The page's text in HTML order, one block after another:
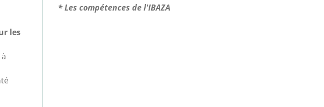
les
* Les compétences de l'IBAZA